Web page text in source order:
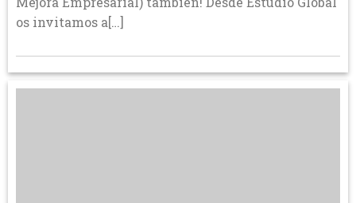
os invitamos a[…]